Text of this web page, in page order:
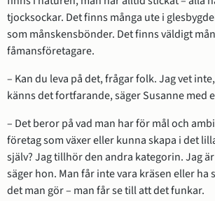
tjocksockar. Det finns många ute i
som månskensbönder. Det finns väldigt
fåmansföretagare.
– Kan du leva på det, frågar folk. Jag vet
känns det fortfarande, säger Susanne med
– Det beror på vad man har för mål och
företag som växer eller kunna skapa i det
själv? Jag tillhör den andra kategorin. Jag
säger hon. Man får inte vara kräsen eller ha
det man gör – man får se till att det funkar.